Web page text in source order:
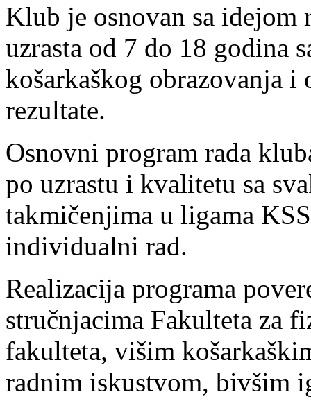
Klub je osnovan sa idejom
uzrasta od 7 do 18 godina
košarkaškog obrazovanja i
rezultate.
Osnovni program rada
po uzrastu i kvalitetu sa
takmičenjima u ligama
individualni rad.
Realizacija programa
stručnjacima Fakulteta za
fakulteta, višim
radnim iskustvom, bivšim